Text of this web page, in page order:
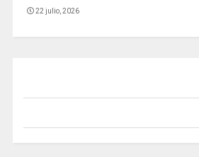
22 julio, 2026